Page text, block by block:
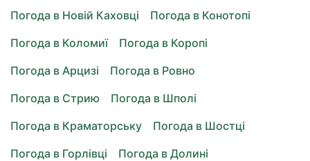
Погода в Новій Каховці
Погода в Конотопі
Погода в Коломиї
Погода в Коропі
Погода в Арцизі
Погода в Ровно
Погода в Стрию
Погода в Шполі
Погода в Краматорську
Погода в Шостці
Погода в Горлівці
Погода в Долині